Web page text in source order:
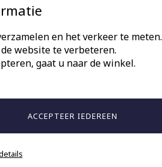
en het verkeer te meten.
website te verbeteren.
gaat u naar de winkel.
hebben ook